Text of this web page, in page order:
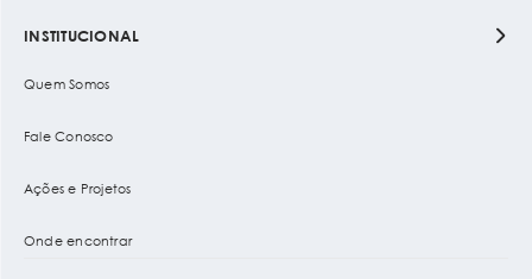
INSTITUCIONAL
Quem Somos
Fale Conosco
Ações e Projetos
Onde encontrar